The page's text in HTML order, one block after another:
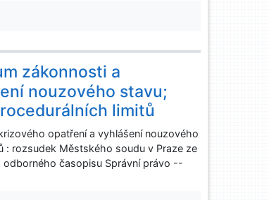
zákonnosti a
nouzového stavu;
limitů
opatření a vyhlášení nouzového
: rozsudek Městského soudu v Praze ze
časopisu Správní právo --